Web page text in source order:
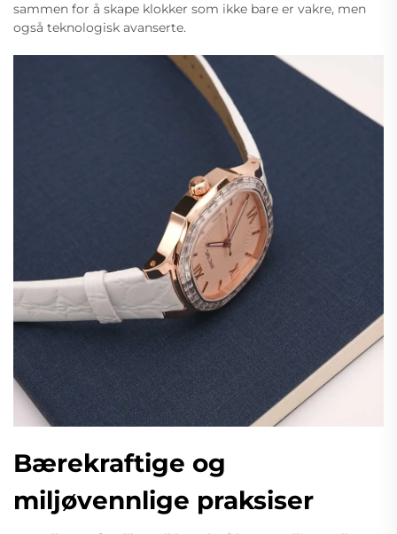
sammen for å skape klokker som ikke bare er vakre, men
også teknologisk avanserte.
Bærekraftige og
miljøvennlige praksiser